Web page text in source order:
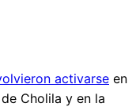
activarse en
Cholila y en la